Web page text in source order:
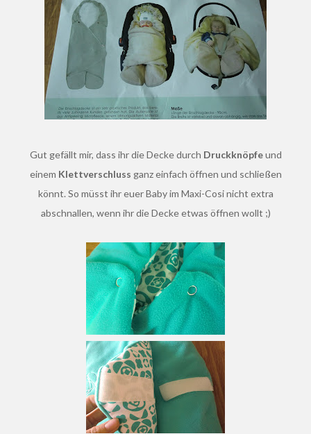
Gut gefällt mir, dass ihr die Decke durch Druckknöpfeund
einem Klettverschluss ganz einfach öffnen und schließen
könnt. So müsst ihr euer Baby im Maxi-Cosi nicht extra
abschnallen, wenn ihr die Decke etwas öffnen wollt ;)